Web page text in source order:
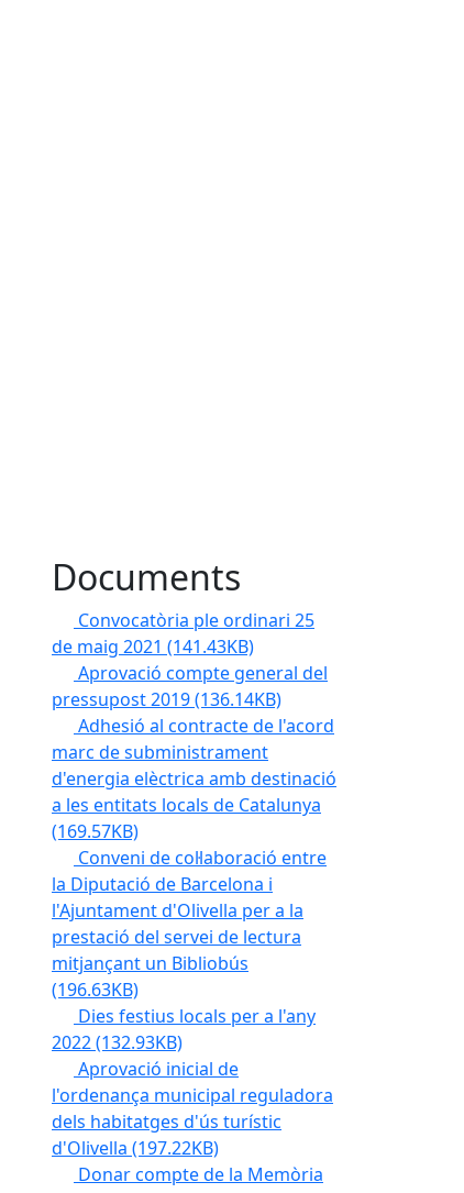
Documents
Convocatòria ple ordinari 25
de maig 2021 (141.43KB)
Aprovació compte general del
pressupost 2019(136.14KB)
Adhesió al contracte de l'acord
marc de subministrament
d'energia elèctrica amb destinació
a les entitats locals de Catalunya
(169.57KB)
Conveni de col·laboració entre
la Diputació de Barcelona i
l'Ajuntament d'Olivella per a la
prestació del servei de lectura
mitjançant un Bibliobús
(196.63KB)
Dies festius locals per a l'any
2022(132.93KB)
Aprovació inicial de
l'ordenança municipal reguladora
dels habitatges d'ús turístic
d'Olivella (197.22KB)
Donar compte de la Memòria